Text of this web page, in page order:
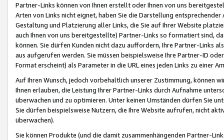
Partner-Links können von Ihnen erstellt oder Ihnen von uns
Arten von Links nicht eignet, haben Sie die Darstellung
Gestaltung und Platzierung aller Links, die Sie auf Ihrer Website
auch Ihnen von uns bereitgestellte) Partner-Links so formatiert sind,
können. Sie dürfen Kunden nicht dazu auffordern, Ihre Partner-Links
aus aufgerufen werden. Sie müssen beispielsweise Ihre Partner-ID
Format erscheint) als Parameter in die URL eines jeden Links zu einer
Auf Ihren Wunsch, jedoch vorbehaltlich unserer Zustimmung, können
Ihnen erlauben, die Leistung Ihrer Partner-Links durch Aufnahme
überwachen und zu optimieren. Unter keinen Umständen dürfen Sie
Sie dürfen beispielsweise Nutzern, die Ihre Website aufrufen, nicht
überwachen).
Sie können Produkte (und die damit zusammenhängenden Partner-